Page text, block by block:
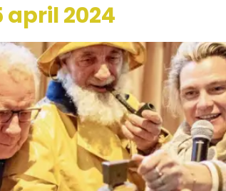
april 2024